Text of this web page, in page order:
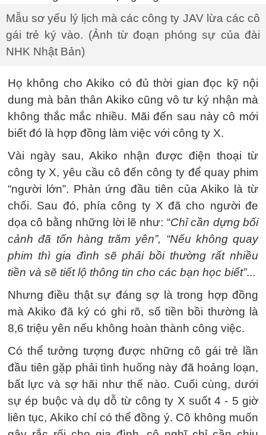
Mẫu sơ yếu lý lịch mà các công ty JAV lừa các cô
gái trẻ ký vào. (Ảnh từ đoạn phóng sự của đài
NHK Nhật Bản)
Họ không cho Akiko có đủ thời gian đọc kỹ nội
dung mà bản thân Akiko cũng vô tư ký nhận mà
không thắc mắc nhiều. Mãi đến sau này cô mới
biết đó là hợp đồng làm việc với công ty X.
Vài ngày sau, Akiko nhận được điện thoại từ
công ty X, yêu cầu cô đến công ty để quay phim
“người lớn”. Phản ứng đầu tiên của Akiko là từ
chối. Sau đó, phía công ty X đã cho người đe
dọa cô bằng những lời lẽ như: “Chỉ cần dựng bối
cảnh đã tốn hàng trăm yên”, “Nếu không quay
phim thì gia đình sẽ phải bồi thường rất nhiều
tiền và sẽ tiết lộ thông tin cho các bạn học biết”...
Nhưng điều thật sự đáng sợ là trong hợp đồng
mà Akiko đã ký có ghi rõ, số tiền bồi thường là
8,6 triệu yên nếu không hoàn thành công việc.
Có thể tưởng tượng được những cô gái trẻ lần
đầu tiên gặp phải tình huống này đã hoảng loạn,
bất lực và sợ hãi như thế nào. Cuối cùng, dưới
sự ép buộc và dụ dỗ từ công ty X suốt 4 - 5 giờ
liên tục, Akiko chỉ có thể đồng ý. Cô không muốn